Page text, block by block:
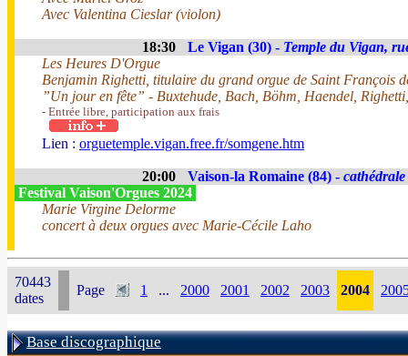
Avec Valentina Cieslar (violon)
18:30 Le Vigan (30) - Temple du Vigan,
Les Heures D'Orgue
Benjamin Righetti, titulaire du grand orgue de Saint François
”Un jour en fête” - Buxtehude, Bach, Böhm, Haendel,
- Entrée libre, participation aux frais
Lien : orguetemple.vigan.free.fr/somgene.htm
20:00 Vaison-la Romaine (84) - cathédrale
Festival Vaison'Orgues 2024
Marie Virgine Delorme
concert à deux orgues avec Marie-Cécile Laho
70443
dates
Page 1 ... 2000 2001 2002 2003 2004
Base discographique